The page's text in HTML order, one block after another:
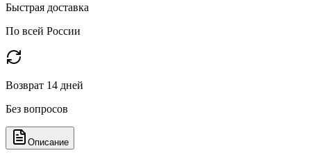
Быстрая доставка
По всей России
Возврат 14 дней
Без вопросов
Описание